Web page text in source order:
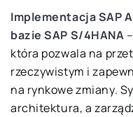
Implementacja SAP
bazie SAP S/4HANA
która pozwala na
rzeczywistym i
na rynkowe zmiany.
architektura, a